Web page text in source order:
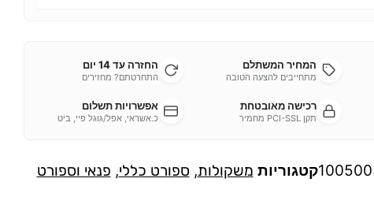
המחיר המשתלם
מתחייבים להצעה הטובה
החזרה עד 14 יום
התחרטתם? מחזירים
רכישה מאובטחת
תקן PCI-SSL מחמיר
אפשרויות תשלום
כ.אשראי, אפל/גוגל פיי, ביט
קטגוריות משקולות, ספורט כללי, פנאי וספורט